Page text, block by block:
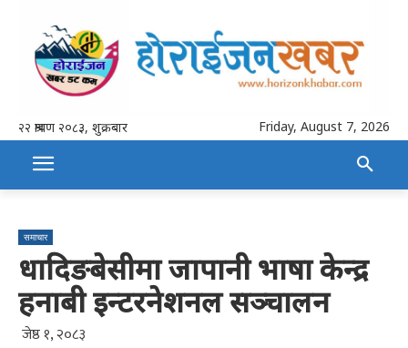
२२ श्रावण २०८३, शुक्रबार Friday, August 7, 2026
समाचार
धादिङबेसीमा जापानी भाषा केन्द्र
हनाबी इन्टरनेशनल सञ्चालन
जेष्ठ १, २०८३